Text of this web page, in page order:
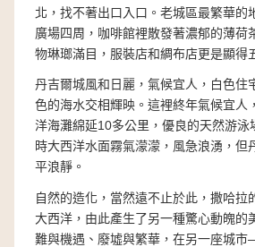
北，找不著出口入口。老城區最繁華的
廣場四周，咖啡​​館裡散發著濃郁的薄荷
物琳瑯滿目，服裝店和綢布店更是顯得
丹吉爾城風和日麗，氣候宜人，白色住
色的海水交相輝映。這裡終年氣候宜人
洋海灘綿延10多公里，優良的天然游泳
時大西洋水面霧氣濛濛，風急浪湧，但
平浪靜。
自然的造化，當然遠不止於此，撒哈拉
大西洋，由此產生了另一種驚心動魄的
難與機遇、廢墟與繁華，在另一座城